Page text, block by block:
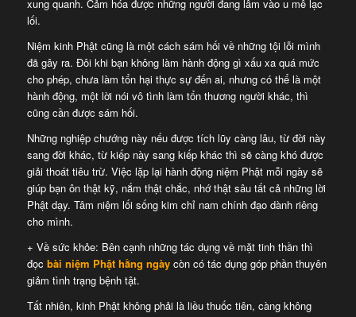
xung quanh. Cảm hóa được những người đang lâm vào u mê lạc
lối.
Niệm kinh Phật cũng là một cách sám hối về những tội lỗi mình
đã gây ra. Đôi khi bạn không làm hành động gì xấu xa quá mức
cho phép, chưa làm tổn hại thực sự đến ai, nhưng có thể là một
hành động, một lời nói vô tình làm tổn thương người khác, thì
cũng cần được sám hối.
Những nghiệp chướng này nếu được tích lũy càng lâu, từ đời này
sang đời khác, từ kiếp này sang kiếp khác thì sẽ càng khó được
giải thoát tiêu trừ. Việc lặp lại hành động niệm Phật mỗi ngày sẽ
giúp bạn ôn thật kỹ, nắm thật chắc, nhớ thật sâu tất cả những lời
Phật dạy. Tâm niệm lối sống kim chỉ nam chính đạo dành riêng
cho mình.
+ Về sức khỏe: Bên cạnh những tác dụng về mặt tinh thần thì
đọc bài niệm Phật hằng ngày còn có tác dụng góp phần thuyên
giảm tình trạng bệnh tật.
Tất nhiên, kinh Phật không phải là liều thuốc tiên, càng không